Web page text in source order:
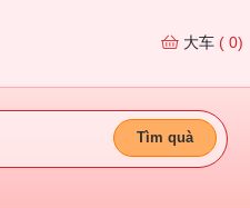
大车 ( 0)
Tìm quà